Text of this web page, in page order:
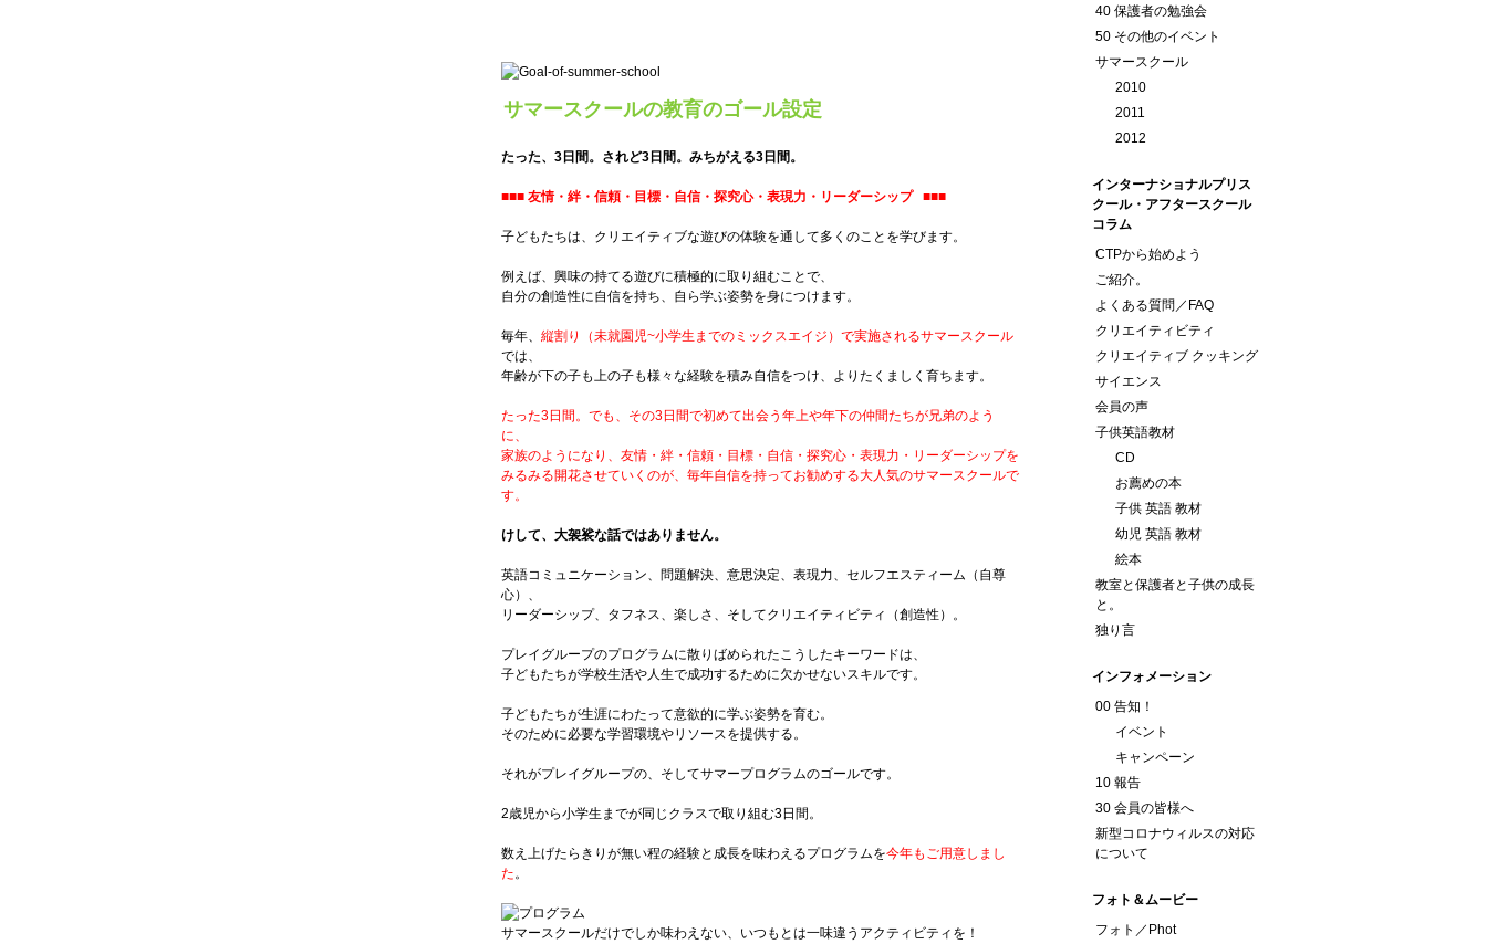
サマースクールの教育のゴール設定
たった、3日間。されど3日間。みちがえる3日間。
■■■ 友情・絆・信頼・目標・自信・探究心・表現力・リーダーシップ ■■■
子どもたちは、クリエイティブな遊びの体験を通して多くのことを学びます。
例えば、興味の持てる遊びに積極的に取り組むことで、
自分の創造性に自信を持ち、自ら学ぶ姿勢を身につけます。
毎年、 縦割り（未就園児~小学生までのミックスエイジ）で実施されるサマースクール
では、
年齢が下の子も上の子も様々な経験を積み自信をつけ、よりたくましく育ちます。
たった3日間。でも、その3日間で初めて出会う年上や年下の仲間たちが兄弟のよう
に、
家族のようになり、友情・絆・信頼・目標・自信・探究心・表現力・リーダーシップを
みるみる開花させていくのが、毎年自信を持ってお勧めする大人気のサマースクールで
す。
けして、大袈裟な話ではありません。
英語コミュニケーション、問題解決、意思決定、表現力、セルフエスティーム（自尊
心）、
リーダーシップ、タフネス、楽しさ、そしてクリエイティビティ（創造性）。
プレイグループのプログラムに散りばめられたこうしたキーワードは、
子どもたちが学校生活や人生で成功するために欠かせないスキルです。
子どもたちが生涯にわたって意欲的に学ぶ姿勢を育む。
そのために必要な学習環境やリソースを提供する。
それがプレイグループの、そしてサマープログラムのゴールです。
2歳児から小学生までが同じクラスで取り組む3日間。
数え上げたらきりが無い程の経験と成長を味わえるプログラムを今年もご用意しまし
た 。
サマースクールだけでしか味わえない、いつもとは一味違うアクティビティを！
40 保護者の勉強会
50 その他のイベント
サマースクール
2010
2011
2012
インターナショナルプリス
クール・アフタースクール
コラム
CTPから始めよう
ご紹介。
よくある質問／FAQ
クリエイティビティ
クリエイティブ クッキング
サイエンス
会員の声
子供英語教材
CD
お薦めの本
子供 英語 教材
幼児 英語 教材
絵本
教室と保護者と子供の成長
と。
独り言
インフォメーション
00 告知！
イベント
キャンペーン
10 報告
30 会員の皆様へ
新型コロナウィルスの対応
について
フォト＆ムービー
フォト／Phot